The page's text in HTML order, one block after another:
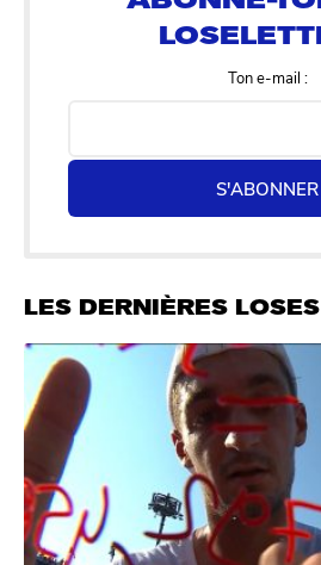
Ton e-mail :
S'ABONNER
LES DERNIÈRES LOSES